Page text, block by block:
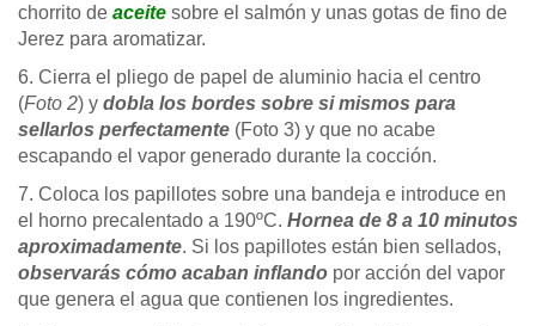
chorrito de aceite sobre el salmón y unas gotas de fino de
Jerez para aromatizar.
6. Cierra el pliego de papel de aluminio hacia el centro
(Foto 2) y dobla los bordes sobre si mismos para
sellarlos perfectamente (Foto 3) y que no acabe
escapando el vapor generado durante la cocción.
7. Coloca los papillotes sobre una bandeja e introduce en
el horno precalentado a 190ºC. Hornea de 8 a 10 minutos
aproximadamente. Si los papillotes están bien sellados,
observarás cómo acaban inflando por acción del vapor
que genera el agua que contienen los ingredientes.